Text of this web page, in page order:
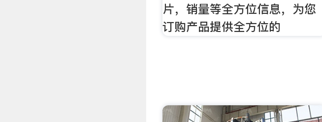
片，销量等全方位信息，为您
订购产品提供全方位的